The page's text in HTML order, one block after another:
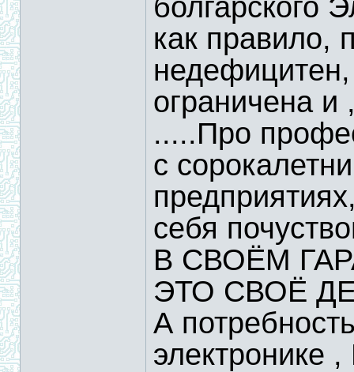
болгарского
как правило,
ограничена
.....Про
с
себя
В СВОЁМ
ЭТО СВОЁ
А
электронике